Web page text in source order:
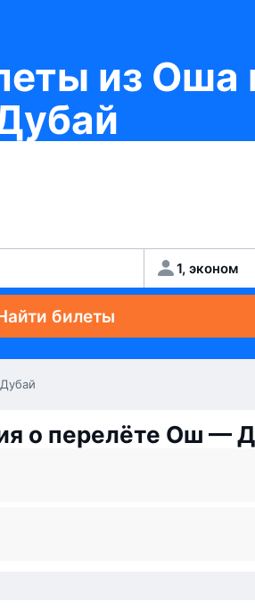
из Оша
1, эконом
билеты
о перелёте Ош —